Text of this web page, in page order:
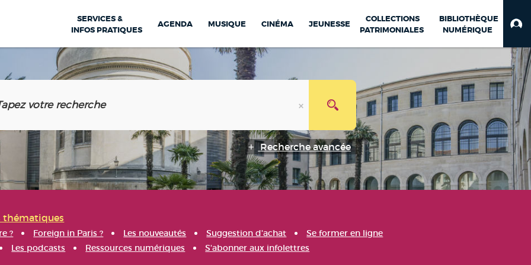
SERVICES &
INFOS PRATIQUES
AGENDA MUSIQUE CINÉMA JEUNESSE
COLLECTIONS
PATRIMONIALES
BIBLIOTHÈQUE
NUMÉRIQUE
Recherche avancée
thématiques
? Foreign in Paris ? Les nouveautés Suggestion d'achat
Se former en ligne
Les podcasts Ressources numériques S'abonner aux infolettres